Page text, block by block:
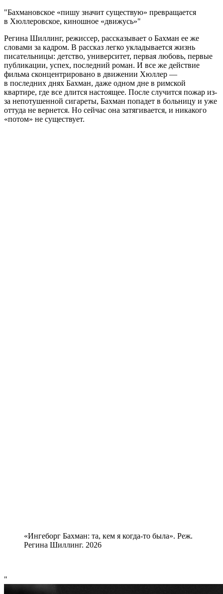
Бахмановское «пишу значит существую» превращается
в Хюллеровское, киношное «движусь»
Регина Шиллинг, режиссер, рассказывает о Бахман ее же
словами за кадром. В рассказ легко укладывается жизнь
писательницы: детство, университет, первая любовь, первые
публикации, успех, последний роман. И все же действие
фильма сконцентрировано в движении Хюллер —
в последних днях Бахман, даже одном дне в римской
квартире, где все длится настоящее. После случится пожар из-
за непотушенной сигареты, Бахман попадет в больницу и уже
оттуда не вернется. Но сейчас она затягивается, и никакого
«потом» не существует.
«Ингеборг Бахман: та, кем я когда-то была». Реж.
Регина Шиллинг. 2026